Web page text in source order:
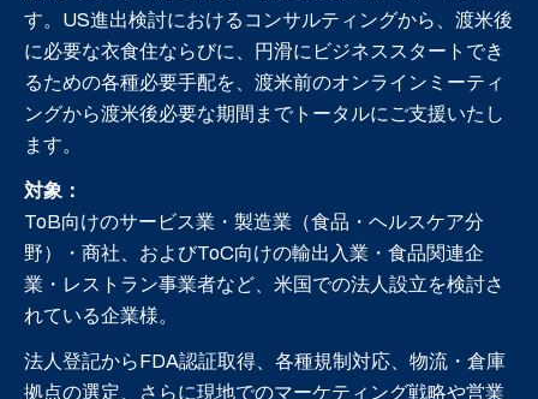
す。US進出検討におけるコンサルティングから、渡米後
に必要な衣食住ならびに、円滑にビジネススタートでき
るための各種必要手配を、渡米前のオンラインミーティ
ングから渡米後必要な期間までトータルにご支援いたし
ます。
対象：
ToB向けのサービス業・製造業（食品・ヘルスケア分
野）・商社、およびToC向けの輸出入業・食品関連企
業・レストラン事業者など、米国での法人設立を検討さ
れている企業様。
法人登記からFDA認証取得、各種規制対応、物流・倉庫
拠点の選定、さらに現地でのマーケティング戦略や営業